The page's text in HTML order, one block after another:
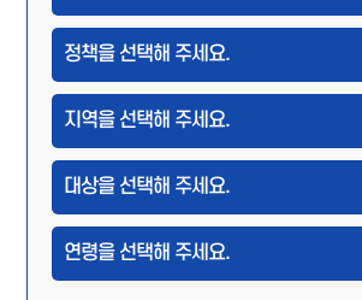
정책을 선택해 주세요.
지역을 선택해 주세요.
대상을 선택해 주세요.
연령을 선택해 주세요.